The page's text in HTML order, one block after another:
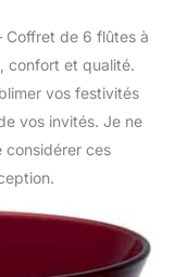
Coffret de 6 flûtes à
confort et qualité.
vos festivités
vos invités. Je ne
considérer ces